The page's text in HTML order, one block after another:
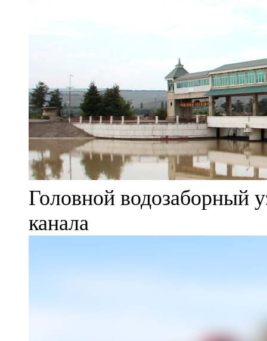
Головной водозаборный
канала